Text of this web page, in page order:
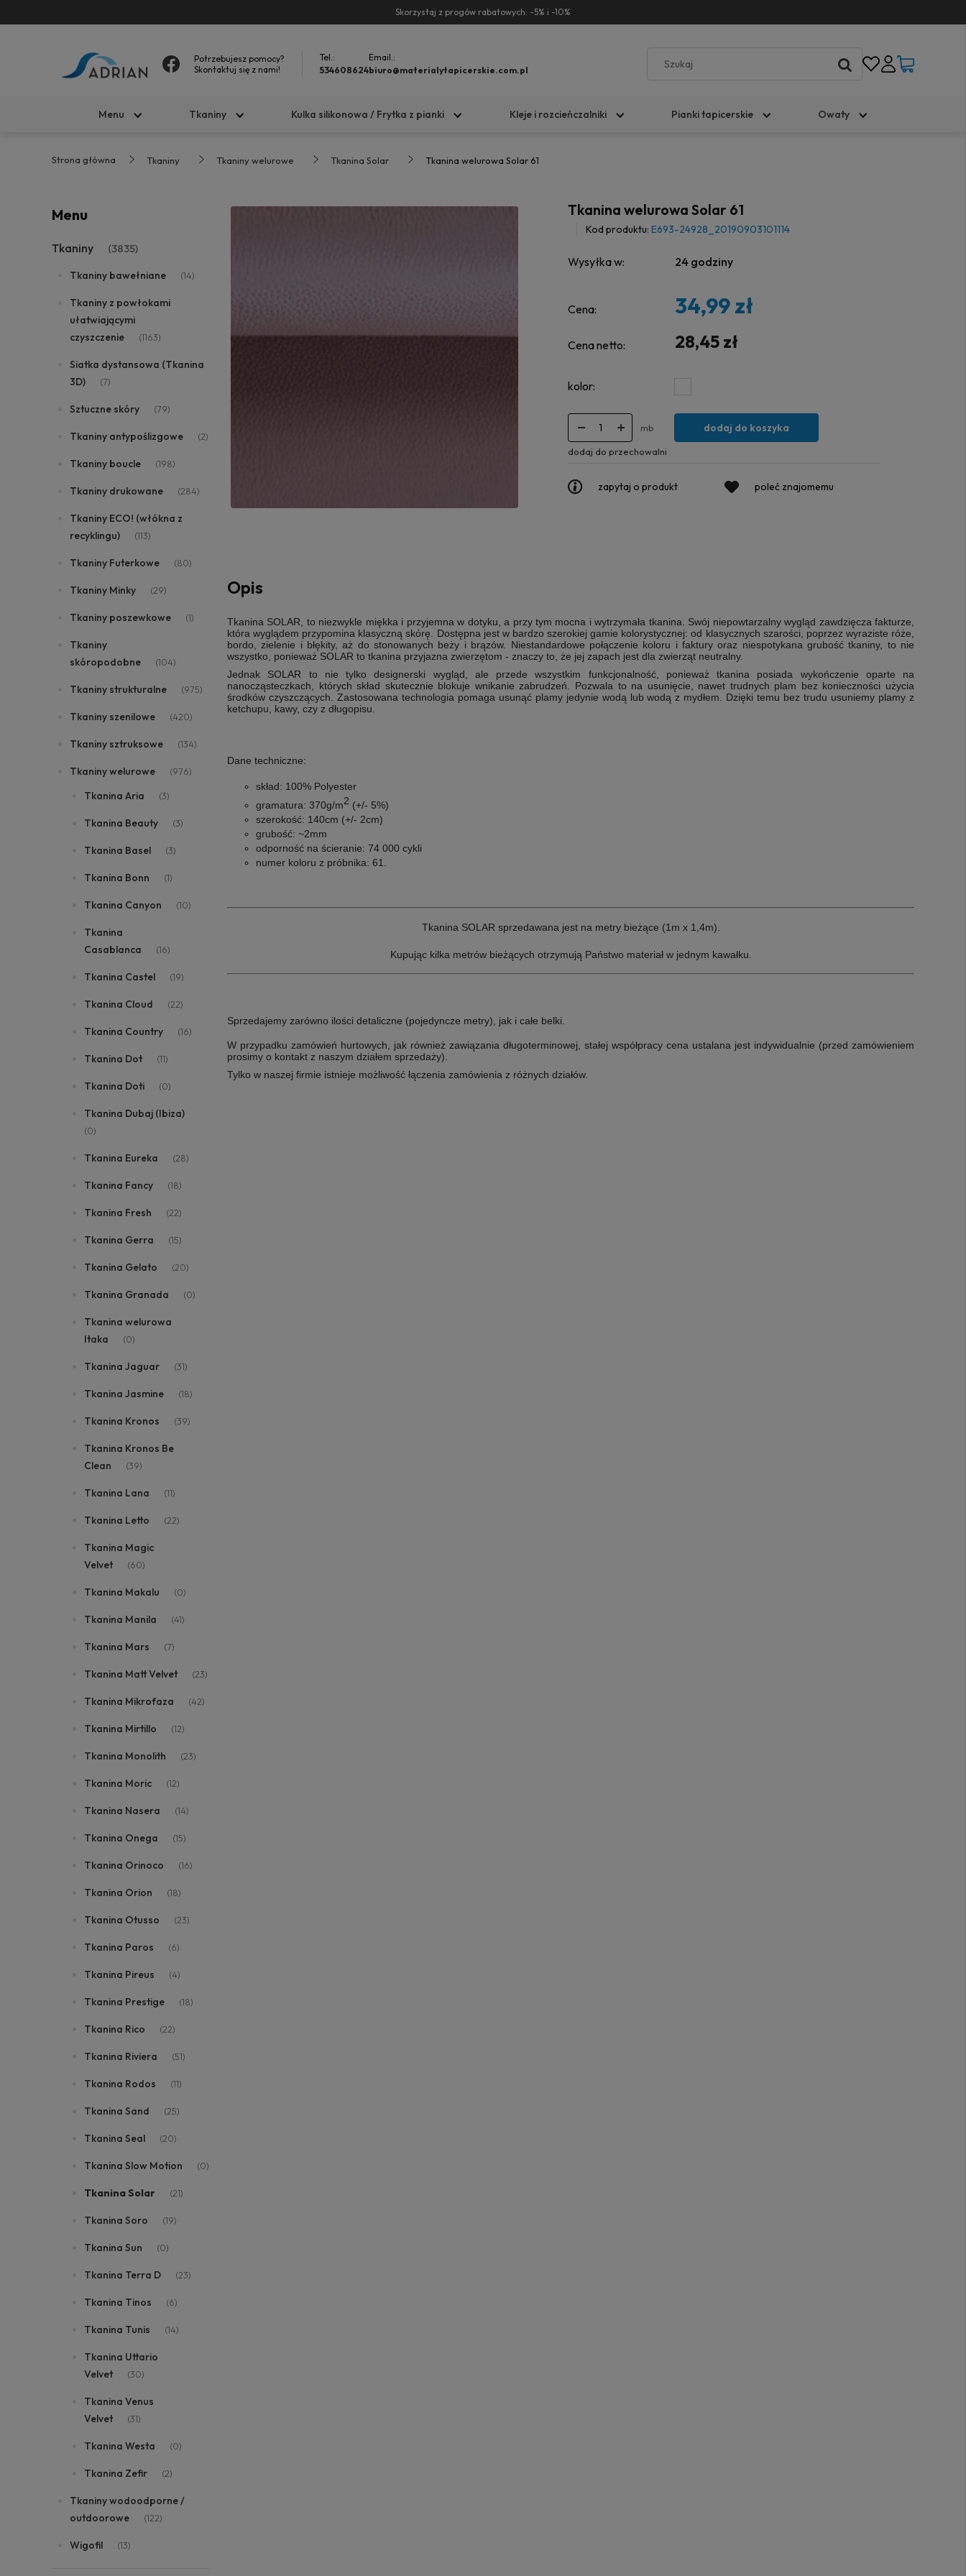
Skorzystaj z progów rabatowych: -5% i -10%
Potrzebujesz pomocy?
Skontaktuj się z nami!
Tel.:
534608624
Email.:
biuro@materialytapicerskie.com.pl
Menu Tkaniny Kulka silikonowa / Frytka z pianki Kleje i rozcieńczalniki Pianki tapicerskie Owaty
Strona główna Tkaniny Tkaniny welurowe Tkanina Solar Tkanina welurowa Solar 61
Menu
Tkaniny (3835)
Tkaniny bawełniane (14)
Tkaniny z powłokami
ułatwiającymi
czyszczenie
(1163)
Siatka dystansowa (Tkanina
3D)
(7)
Sztuczne skóry (79)
Tkaniny antypoślizgowe (2)
Tkaniny boucle (198)
Tkaniny drukowane (284)
Tkaniny ECO! (włókna z
recyklingu)
(113)
Tkaniny Futerkowe (80)
Tkaniny Minky (29)
Tkaniny poszewkowe (1)
Tkaniny
skóropodobne
(104)
Tkaniny strukturalne (975)
Tkaniny szenilowe (420)
Tkaniny sztruksowe (134)
Tkaniny welurowe (976)
Tkanina Aria (3)
Tkanina Beauty (3)
Tkanina Basel (3)
Tkanina Bonn (1)
Tkanina Canyon (10)
Tkanina
Casablanca
(16)
Tkanina Castel (19)
Tkanina Cloud (22)
Tkanina Country (16)
Tkanina Dot (11)
Tkanina Doti (0)
Tkanina Dubaj (Ibiza)
(0)
Tkanina Eureka (28)
Tkanina Fancy (18)
Tkanina Fresh (22)
Tkanina Gerra (15)
Tkanina Gelato (20)
Tkanina Granada (0)
Tkanina welurowa
Itaka
(0)
Tkanina Jaguar (31)
Tkanina Jasmine (18)
Tkanina Kronos (39)
Tkanina Kronos Be
Clean
(39)
Tkanina Lana (11)
Tkanina Letto (22)
Tkanina Magic
Velvet
(60)
Tkanina Makalu (0)
Tkanina Manila (41)
Tkanina Mars (7)
Tkanina Matt Velvet (23)
Tkanina Mikrofaza (42)
Tkanina Mirtillo (12)
Tkanina Monolith (23)
Tkanina Moric (12)
Tkanina Nasera (14)
Tkanina Onega (15)
Tkanina Orinoco (16)
Tkanina Orion (18)
Tkanina Otusso (23)
Tkanina Paros (6)
Tkanina Pireus (4)
Tkanina Prestige (18)
Tkanina Rico (22)
Tkanina Riviera (51)
Tkanina Rodos (11)
Tkanina Sand (25)
Tkanina Seal (20)
Tkanina Slow Motion (0)
Tkanina Solar (21)
Tkanina Soro (19)
Tkanina Sun (0)
Tkanina Terra D (23)
Tkanina Tinos (6)
Tkanina Tunis (14)
Tkanina Uttario
Velvet
(30)
Tkanina Venus
Velvet
(31)
Tkanina Westa (0)
Tkanina Zefir (2)
Tkaniny wodoodporne /
outdoorowe
(122)
Wigofil (13)
Tkanina welurowa Solar 61
Kod produktu: E693-24928_20190903101114
Wysyłka w: 24 godziny
Cena: 34,99 zł
Cena netto: 28,45 zł
kolor:
mb dodaj do koszyka
dodaj do przechowalni
zapytaj o produkt poleć znajomemu
Opis
Tkanina SOLAR, to niezwykle miękka i przyjemna w dotyku, a przy tym mocna i wytrzymała tkanina. Swój niepowtarzalny wygląd zawdzięcza fakturze,
która wyglądem przypomina klasyczną skórę. Dostępna jest w bardzo szerokiej gamie kolorystycznej: od klasycznych szarości, poprzez wyraziste róże,
bordo, zielenie i błękity, aż do stonowanych beży i brązów. Niestandardowe połączenie koloru i faktury oraz niespotykana grubość tkaniny, to nie
wszystko, ponieważ SOLAR to tkanina przyjazna zwierzętom - znaczy to, że jej zapach jest dla zwierząt neutralny.
Jednak SOLAR to nie tylko designerski wygląd, ale przede wszystkim funkcjonalność, ponieważ tkanina posiada wykończenie oparte na
nanocząsteczkach, których skład skutecznie blokuje wnikanie zabrudzeń. Pozwala to na usunięcie, nawet trudnych plam bez konieczności użycia
środków czyszczących. Zastosowana technologia pomaga usunąć plamy jedynie wodą lub wodą z mydłem. Dzięki temu bez trudu usuniemy plamy z
ketchupu, kawy, czy z długopisu.
Dane techniczne:
skład: 100% Polyester
gramatura: 370g/m2 (+/- 5%)
szerokość: 140cm (+/- 2cm)
grubość: ~2mm
odporność na ścieranie: 74 000 cykli
numer koloru z próbnika: 61
Tkanina SOLAR sprzedawana jest na metry bieżące (1m x 1,4m).
Kupując kilka metrów bieżących otrzymują Państwo materiał w jednym kawałku.
Sprzedajemy zarówno ilości detaliczne (pojedyncze metry), jak i całe belki.
W przypadku zamówień hurtowych, jak również zawiązania długoterminowej, stałej współpracy cena ustalana jest indywidualnie (przed zamówieniem
prosimy o kontakt z naszym działem sprzedaży).
Tylko w naszej firmie istnieje możliwość łączenia zamówienia z różnych działów.